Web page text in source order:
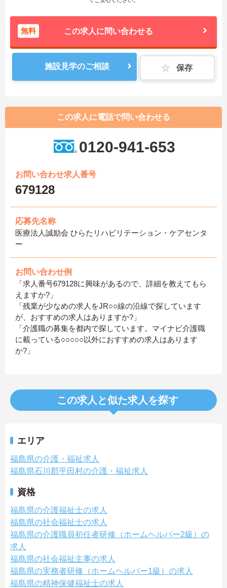
無料 この求人に問い合わせる
施設見学のご相談 保存
この求人に電話で問い合わせる
0120-941-653
お問い合わせ求人番号
679128
応募先名称
医療法人誠励会 ひらたリハビリテーション・ケアセンタ
ー
お問い合わせ例
「求人番号679128に興味があるので、詳細を教えてもら
えますか?」
「残業が少なめの求人をJR○○線の沿線で探しています
が、おすすめの求人はありますか?」
「介護職の募集を都内で探しています。マイナビ介護職
に載っている○○○○○以外におすすめの求人はあります
か?」
この求人と似た求人を探す
エリア
福島県の介護・福祉求人
福島県石川郡平田村の介護・福祉求人
資格
福島県の介護福祉士の求人
福島県の社会福祉士の求人
福島県の介護職員初任者研修（ホームヘルパー2級）の
求人
福島県の社会福祉主事の求人
福島県の実務者研修（ホームヘルパー1級）の求人
福島県の精神保健福祉士の求人